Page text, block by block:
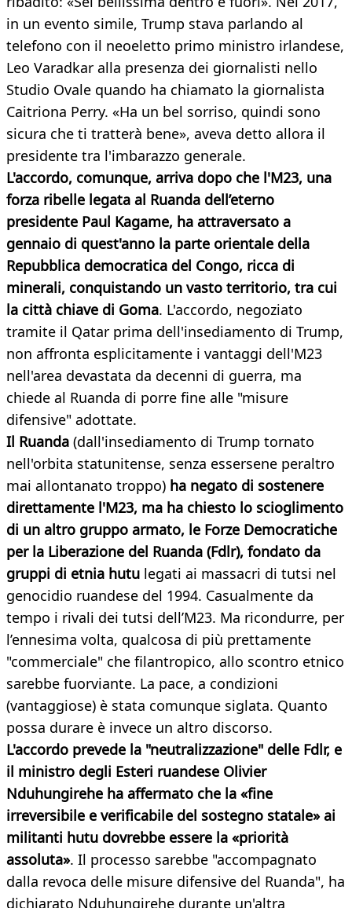
in un evento simile, Trump stava parlando al
telefono con il neoeletto primo ministro irlandese,
Leo Varadkar alla presenza dei giornalisti nello
Studio Ovale quando ha chiamato la giornalista
Caitriona Perry. «Ha un bel sorriso, quindi sono
sicura che ti tratterà bene», aveva detto allora il
presidente tra l'imbarazzo generale.
L'accordo, comunque, arriva dopo che l'M23, una
forza ribelle legata al Ruanda dell’eterno
presidente Paul Kagame, ha attraversato a
gennaio di quest'anno la parte orientale della
Repubblica democratica del Congo, ricca di
minerali, conquistando un vasto territorio, tra cui
la città chiave di Goma. L'accordo, negoziato
tramite il Qatar prima dell'insediamento di Trump,
non affronta esplicitamente i vantaggi dell'M23
nell'area devastata da decenni di guerra, ma
chiede al Ruanda di porre fine alle "misure
difensive" adottate.
Il Ruanda (dall'insediamento di Trump tornato
nell'orbita statunitense, senza essersene peraltro
mai allontanato troppo) ha negato di sostenere
direttamente l'M23, ma ha chiesto lo scioglimento
di un altro gruppo armato, le Forze Democratiche
per la Liberazione del Ruanda (Fdlr), fondato da
gruppi di etnia hutu legati ai massacri di tutsi nel
genocidio ruandese del 1994. Casualmente da
tempo i rivali dei tutsi dell’M23. Ma ricondurre, per
l’ennesima volta, qualcosa di più prettamente
"commerciale" che filantropico, allo scontro etnico
sarebbe fuorviante. La pace, a condizioni
(vantaggiose) è stata comunque siglata. Quanto
possa durare è invece un altro discorso.
L'accordo prevede la "neutralizzazione" delle Fdlr, e
il ministro degli Esteri ruandese Olivier
Nduhungirehe ha affermato che la «fine
irreversibile e verificabile del sostegno statale» ai
militanti hutu dovrebbe essere la «priorità
assoluta». Il processo sarebbe "accompagnato
dalla revoca delle misure difensive del Ruanda", ha
dichiarato Nduhungirehe durante un'altra